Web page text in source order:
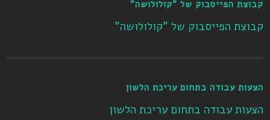
קבוצת הפייסבוק של "קולולושה"
קבוצת הפייסבוק של "קולולושה"
הצעות עבודה בתחום עריכת הלשון
הצעות עבודה בתחום עריכת הלשון